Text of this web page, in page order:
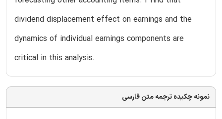
dividend displacement effect on earnings and the
dynamics of individual earnings components are
critical in this analysis.
نمونه چکیده ترجمه متن فارسی